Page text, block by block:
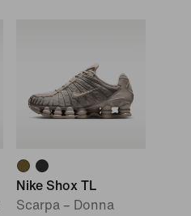
Nike Shox TL
Scarpa – Donna